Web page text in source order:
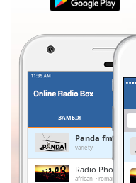
Duration-:-
0.00%
Stream
TypeLIVE
Seek to
LIVE
Remaining
Time-
ЗАМБІЯ
Panda fm
variety
Radio Phoenix
african romantic